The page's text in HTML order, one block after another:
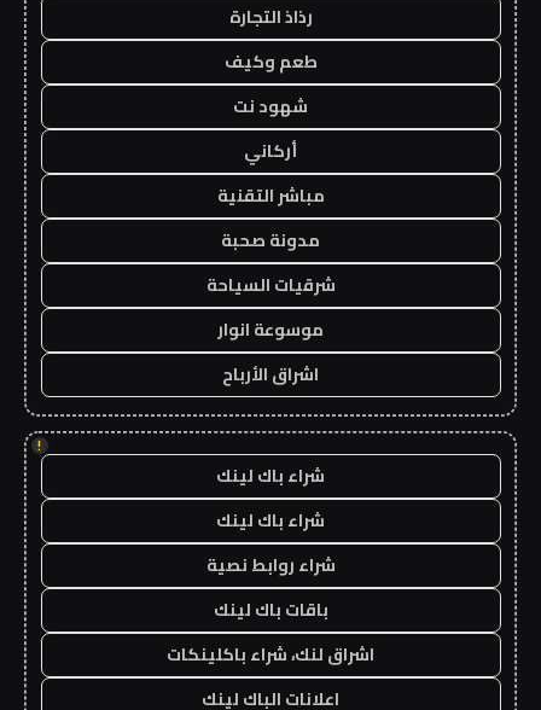
رذاذ التجارة
طعم وكيف
شهود نت
أركاني
مباشر التقنية
مدونة صحبة
شرقيات السياحة
موسوعة انوار
اشراق الأرباح
!
شراء باك لينك
شراء باك لينك
شراء روابط نصية
باقات باك لينك
اشراق لنك، شراء باكلينكات
اعلانات الباك لينك